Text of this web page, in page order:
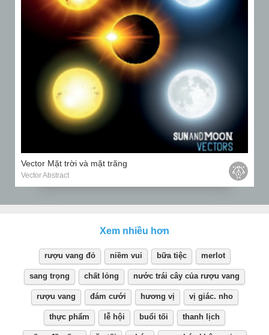
Vector Mặt trời và mặt trăng
Vector Abstract
Xem nhiều hơn
rượu vang đỏ niềm vui bữa tiệc merlot
sang trọng chất lỏng nước trái cây của rượu vang
rượu vang đám cưới hương vị vị giác. nho
thực phẩm lễ hội buổi tối thanh lịch